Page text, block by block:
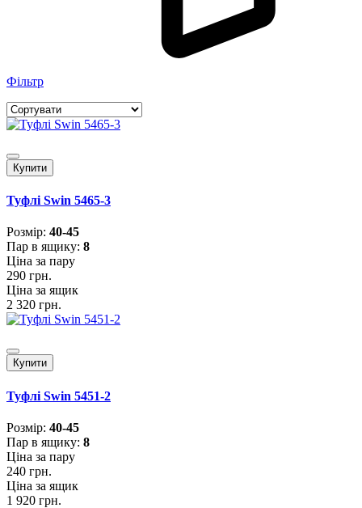
Фільтр
Купити
Туфлі Swin 5465-3
Розмiр: 40-45
Пар в ящику: 8
Ціна за пару
290 грн.
Ціна за ящик
2 320 грн.
Купити
Туфлі Swin 5451-2
Розмiр: 40-45
Пар в ящику: 8
Ціна за пару
240 грн.
Ціна за ящик
1 920 грн.